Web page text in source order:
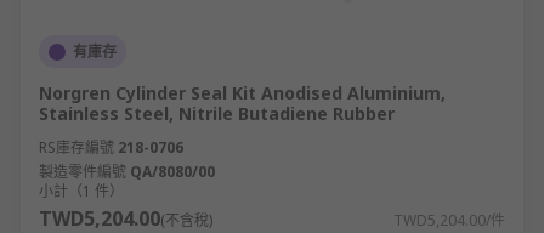
有庫存
Norgren Cylinder Seal Kit Anodised Aluminium,
Stainless Steel, Nitrile Butadiene Rubber
RS庫存編號 218-0706
製造零件編號 QA/8080/00
小計（1 件）
TWD5,204.00(不含稅) TWD5,204.00/件